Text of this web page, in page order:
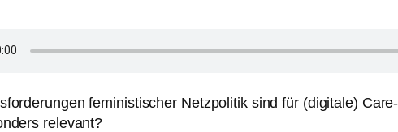
feministischer Netzpolitik sind für (digitale)
relevant?